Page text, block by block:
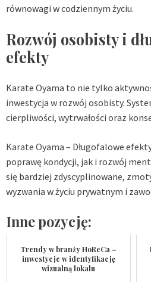
równowagi w codziennym życiu.
Rozwój osobisty i
efekty
Karate Oyama to nie tylko
inwestycja w rozwój osobisty.
cierpliwości, wytrwałości oraz
Karate Oyama – Długofalowe
poprawę kondycji, jak i rozwój
się bardziej zdyscyplinowane,
wyzwania w życiu prywatnym i
Inne pozycję:
Trendy w branży HoReCa –
inwestycje w identyfikację
wizualną lokalu